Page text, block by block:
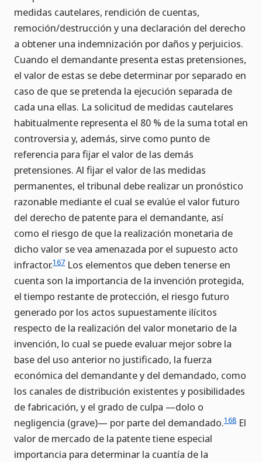
medidas cautelares, rendición de cuentas,
remoción/destrucción y una declaración del derecho
a obtener una indemnización por daños y perjuicios.
Cuando el demandante presenta estas pretensiones,
el valor de estas se debe determinar por separado en
caso de que se pretenda la ejecución separada de
cada una ellas. La solicitud de medidas cautelares
habitualmente representa el 80 % de la suma total en
controversia y, además, sirve como punto de
referencia para fijar el valor de las demás
pretensiones. Al fijar el valor de las medidas
permanentes, el tribunal debe realizar un pronóstico
razonable mediante el cual se evalúe el valor futuro
del derecho de patente para el demandante, así
como el riesgo de que la realización monetaria de
dicho valor se vea amenazada por el supuesto acto
infractor.167 Los elementos que deben tenerse en
cuenta son la importancia de la invención protegida,
el tiempo restante de protección, el riesgo futuro
generado por los actos supuestamente ilícitos
respecto de la realización del valor monetario de la
invención, lo cual se puede evaluar mejor sobre la
base del uso anterior no justificado, la fuerza
económica del demandante y del demandado, como
los canales de distribución existentes y posibilidades
de fabricación, y el grado de culpa —dolo o
negligencia (grave)— por parte del demandado.168 El
valor de mercado de la patente tiene especial
importancia para determinar la cuantía de la